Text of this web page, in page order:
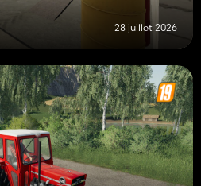
28 juillet 2026